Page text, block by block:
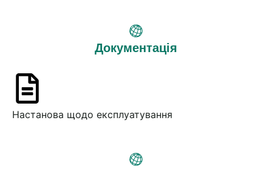
Документація
Настанова щодо експлуатування